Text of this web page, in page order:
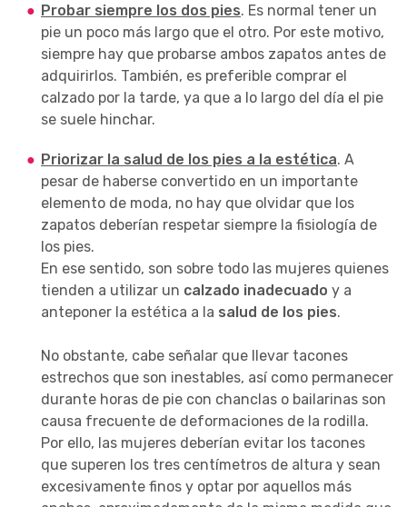
Probar siempre los dos pies. Es normal tener un
pie un poco más largo que el otro. Por este motivo,
siempre hay que probarse ambos zapatos antes de
adquirirlos. También, es preferible comprar el
calzado por la tarde, ya que a lo largo del día el pie
se suele hinchar.
Priorizar la salud de los pies a la estética. A
pesar de haberse convertido en un importante
elemento de moda, no hay que olvidar que los
zapatos deberían respetar siempre la fisiología de
los pies.
En ese sentido, son sobre todo las mujeres quienes
tienden a utilizar un calzado inadecuado y a
anteponer la estética a la salud de los pies.
No obstante, cabe señalar que llevar tacones
estrechos que son inestables, así como permanecer
durante horas de pie con chanclas o bailarinas son
causa frecuente de deformaciones de la rodilla.
Por ello, las mujeres deberían evitar los tacones
que superen los tres centímetros de altura y sean
excesivamente finos y optar por aquellos más